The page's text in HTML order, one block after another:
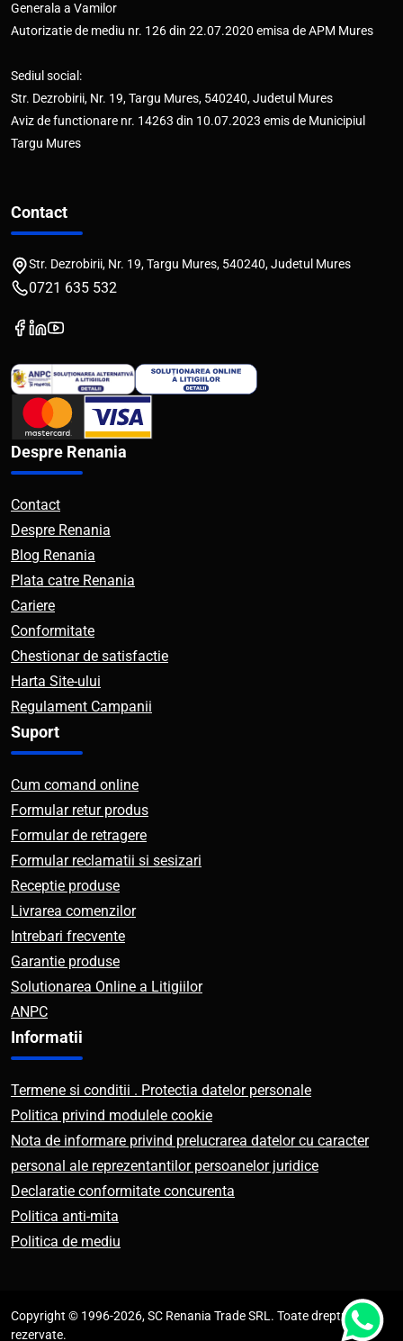
Generala a Vamilor
Autorizatie de mediu nr. 126 din 22.07.2020 emisa de APM Mures
Sediul social:
Str. Dezrobirii, Nr. 19, Targu Mures, 540240, Judetul Mures
Aviz de functionare nr. 14263 din 10.07.2023 emis de Municipiul
Targu Mures
Contact
Str. Dezrobirii, Nr. 19, Targu Mures, 540240, Judetul Mures
0721 635 532
Despre Renania
Contact
Despre Renania
Blog Renania
Plata catre Renania
Cariere
Conformitate
Chestionar de satisfactie
Harta Site-ului
Regulament Campanii
Suport
Cum comand online
Formular retur produs
Formular de retragere
Formular reclamatii si sesizari
Receptie produse
Livrarea comenzilor
Intrebari frecvente
Garantie produse
Solutionarea Online a Litigiilor
ANPC
Informatii
Termene si conditii . Protectia datelor personale
Politica privind modulele cookie
Nota de informare privind prelucrarea datelor cu caracter
personal ale reprezentantilor persoanelor juridice
Declaratie conformitate concurenta
Politica anti-mita
Politica de mediu
Copyright © 1996-2026, SC Renania Trade SRL. Toate drepturile
rezervate.